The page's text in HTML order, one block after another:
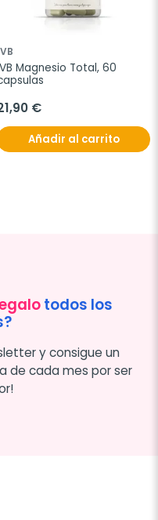
Magnesio Total, 60
€
Añadir al carrito
todos los
y consigue un
de cada mes por ser